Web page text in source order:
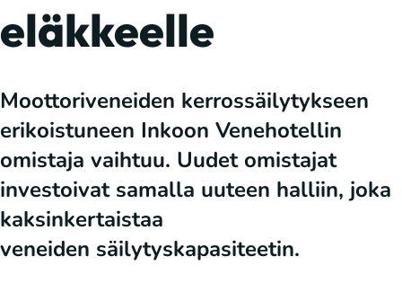
eläkkeelle
Moottoriveneiden kerrossäilytykseen
erikoistuneen Inkoon Venehotellin
omistaja vaihtuu. Uudet omistajat
investoivat samalla uuteen halliin, joka
kaksinkertaistaa
veneiden säilytyskapasiteetin.